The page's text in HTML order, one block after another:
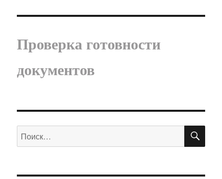
Проверка готовности
документов
Искать: